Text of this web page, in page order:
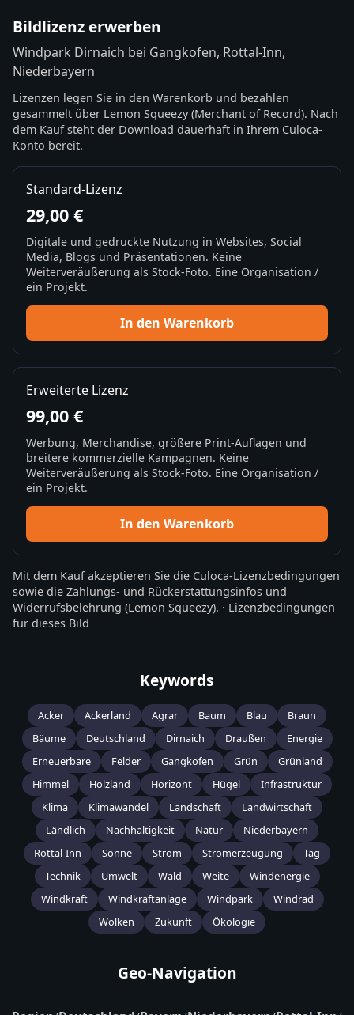
Bildlizenz erwerben
Windpark Dirnaich bei Gangkofen, Rottal-Inn,
Niederbayern
Lizenzen legen Sie in den Warenkorb und bezahlen
gesammelt über Lemon Squeezy (Merchant of Record). Nach
dem Kauf steht der Download dauerhaft in Ihrem Culoca-
Konto bereit.
Standard-Lizenz
29,00 €
Digitale und gedruckte Nutzung in Websites, Social
Media, Blogs und Präsentationen. Keine
Weiterveräußerung als Stock-Foto. Eine Organisation /
ein Projekt.
In den Warenkorb
Erweiterte Lizenz
99,00 €
Werbung, Merchandise, größere Print-Auflagen und
breitere kommerzielle Kampagnen. Keine
Weiterveräußerung als Stock-Foto. Eine Organisation /
ein Projekt.
In den Warenkorb
Mit dem Kauf akzeptieren Sie die Culoca-Lizenzbedingungen
sowie die Zahlungs- und Rückerstattungsinfos und
Widerrufsbelehrung (Lemon Squeezy). · Lizenzbedingungen
für dieses Bild
Keywords
Acker Ackerland Agrar Baum Blau
Braun
Bäume
Deutschland Dirnaich Draußen
Energie
Erneuerbare
Felder Gangkofen Grün
Grünland
Himmel
Holzland Horizont Hügel
Infrastruktur
Klima
Klimawandel Landschaft
Landwirtschaft
Ländlich
Nachhaltigkeit Natur
Niederbayern
Rottal-Inn
Sonne Strom Stromerzeugung
Tag
Technik
Umwelt Wald Weite
Windenergie
Windkraft
Windkraftanlage Windpark
Windrad
Wolken
Zukunft Ökologie
Geo-Navigation